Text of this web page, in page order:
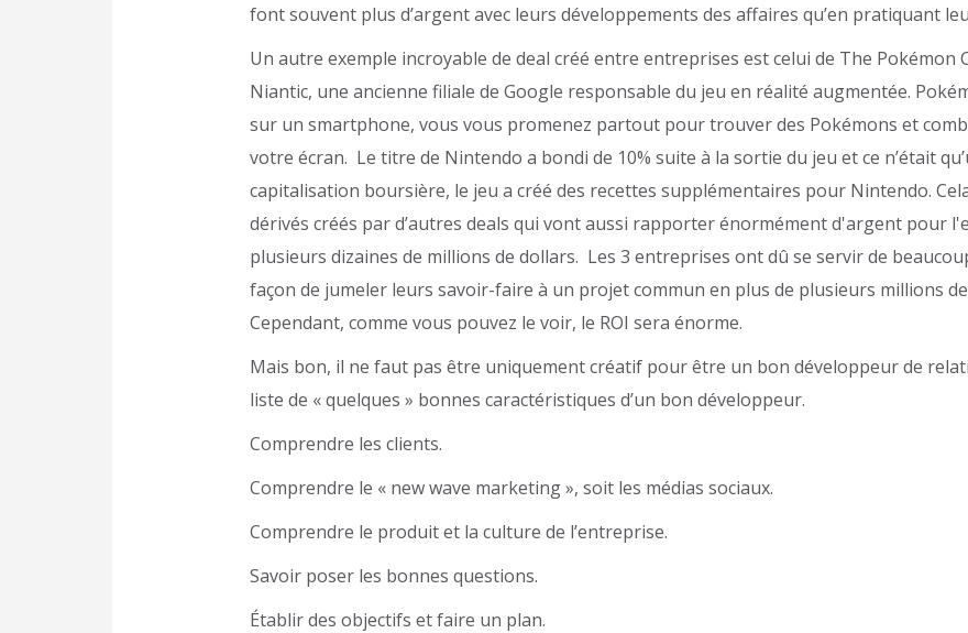
font souvent plus d’argent avec leurs développements des affaires qu’en pratiquant
Un autre exemple incroyable de deal créé entre entreprises est celui de The Pokémon
Niantic, une ancienne filiale de Google responsable du jeu en réalité augmentée.
sur un smartphone, vous vous promenez partout pour trouver des Pokémons et
votre écran. Le titre de Nintendo a bondi de 10% suite à la sortie du jeu et ce n’était
capitalisation boursière, le jeu a créé des recettes supplémentaires pour Nintendo.
dérivés créés par d’autres deals qui vont aussi rapporter énormément d'argent pour
plusieurs dizaines de millions de dollars. Les 3 entreprises ont dû se servir de
façon de jumeler leurs savoir-faire à un projet commun en plus de plusieurs millions
Cependant, comme vous pouvez le voir, le ROI sera énorme.
Mais bon, il ne faut pas être uniquement créatif pour être un bon développeur de
liste de « quelques » bonnes caractéristiques d’un bon développeur.
Comprendre les clients.
Comprendre le « new wave marketing », soit les médias sociaux.
Comprendre le produit et la culture de l’entreprise.
Savoir poser les bonnes questions.
Établir des objectifs et faire un plan.